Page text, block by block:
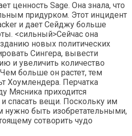
ценность Sage. Она знала, что
придурком. Этот инцидент
и дает Сейджу больше
<сильный>Сейчас она
новых политических
Сингера, вывести
и увеличить количество
больше он растет, тем
Хоумлендера. Перчатка
Мясника приходится
спасать вещи. Поскольку им
нужно быть изобретательными,
сотворить чудо